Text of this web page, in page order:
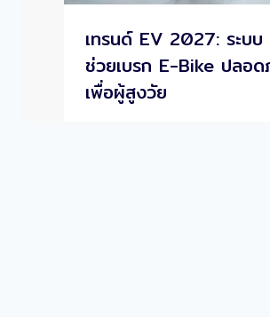
เทรนด์ EV 2027: ระบบ
ช่วยเบรก E-Bike ปลอ
เพื่อผู้สูงวัย